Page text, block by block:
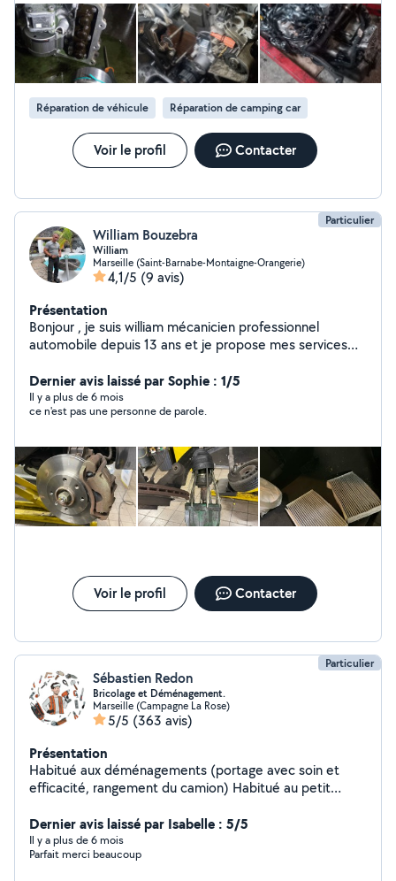
Réparation de véhicule Réparation de camping car
Voir le profil Contacter
Particulier
William Bouzebra
William
Marseille (Saint-Barnabe-Montaigne-Orangerie)
4,1/5 (9 avis)
Présentation
Bonjour , je suis william mécanicien professionnel
automobile depuis 13 ans et je propose mes services
machine à pneus , machine à géométrie , valise
diagnostic , polissage des feux , vidange , embrayage ,
distribution ect )
Dernier avis laissé par Sophie : 1/5
Il y a plus de 6 mois
ce n'est pas une personne de parole.
Voir le profil Contacter
Particulier
Sébastien Redon
Bricolage et Déménagement.
Marseille (Campagne La Rose)
5/5 (363 avis)
Présentation
Habitué aux déménagements (portage avec soin et
efficacité, rangement du camion) Habitué au petit
Fixations au mur : tringles, étagères, télévision,
moustiquaires, stores. - Electricité : luminaires,
ventilateurs de plafond, prises électriques,
Dernier avis laissé par Isabelle : 5/5
Il y a plus de 6 mois
Parfait merci beaucoup